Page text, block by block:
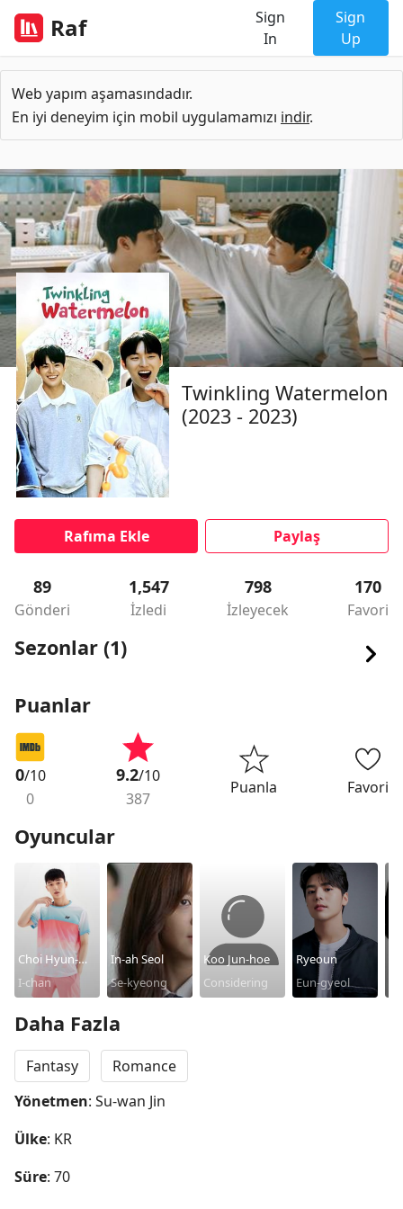
Raf
Sign
In
Sign
Up
Web yapım aşamasındadır.
En iyi deneyim için mobil uygulamamızı indir.
Twinkling Watermelon
(2023 - 2023)
Rafıma Ekle Paylaş
89
Gönderi
1,547
İzledi
798
İzleyecek
170
Favori
Sezonlar (1)
Puanlar
0/10
0
9.2/10
387
Puanla Favori
Oyuncular
Choi Hyun-
Wook
I-chan
In-ah Seol
Se-kyeong
Koo Jun-hoe
Considering
Ryeoun
Eun-gyeol
Daha Fazla
Fantasy
Romance
Yönetmen: Su-wan Jin
Ülke: KR
Süre: 70